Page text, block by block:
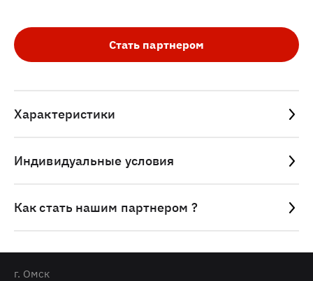
Стать партнером
Характеристики
Индивидуальные условия
Как стать нашим партнером ?
г. Омск